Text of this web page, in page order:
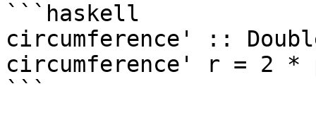
```haskell
circumference' ::
circumference' r = 2
```